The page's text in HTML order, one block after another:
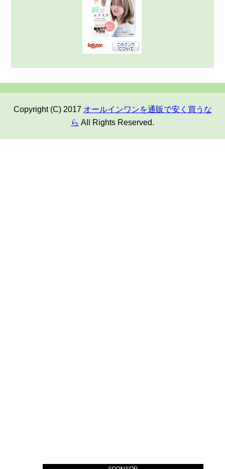
Copyright (C) 2017 オールインワンを通販で安く買うな
ら All Rights Reserved.